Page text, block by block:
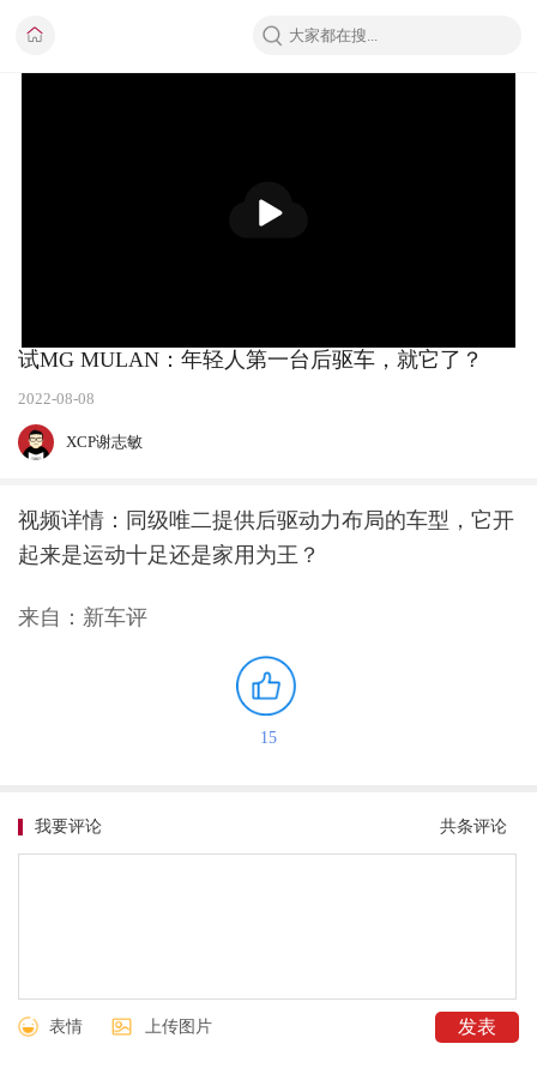
放
试MG MULAN：年轻人第一台后驱车，就它了？
2022-08-08
XCP谢志敏
视频详情：同级唯二提供后驱动力布局的车型，它开
起来是运动十足还是家用为王？
来自：新车评
15
共条评论
我要评论
表情 上传图片